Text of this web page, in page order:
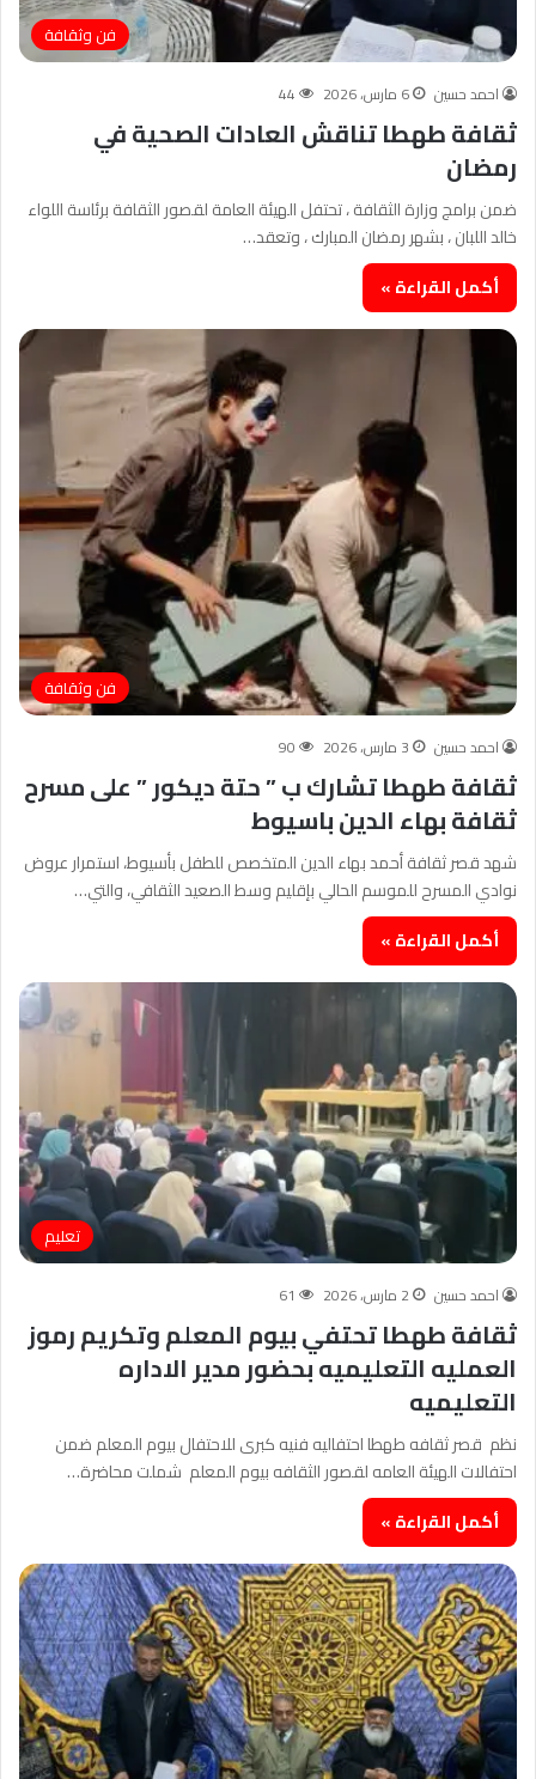
فن وثقافة
احمد حسين 6 مارس، 2026 44
ثقافة طهطا تناقش العادات الصحية في
رمضان
ضمن برامج وزارة الثقافة ، تحتفل الهيئة العامة لقصور الثقافة برئاسة اللواء
خالد اللبان ، بشهر رمضان المبارك ، وتعقد…
أكمل القراءة »
فن وثقافة
احمد حسين 3 مارس، 2026 90
ثقافة طهطا تشارك ب ” حتة ديكور ” على مسرح
ثقافة بهاء الدين باسيوط
شهد قصر ثقافة أحمد بهاء الدين المتخصص للطفل بأسيوط، استمرار عروض
نوادي المسرح للموسم الحالي بإقليم وسط الصعيد الثقافي، والتي…
أكمل القراءة »
تعليم
احمد حسين 2 مارس، 2026 61
ثقافة طهطا تحتفي بيوم المعلم وتكريم رموز
العمليه التعليميه بحضور مدير الاداره
التعليميه
نظم قصر ثقافه طهطا احتفاليه فنيه كبرى للاحتفال بيوم المعلم ضمن
احتفالات الهيئة العامه لقصور الثقافه بيوم المعلم شملت محاضرة…
أكمل القراءة »